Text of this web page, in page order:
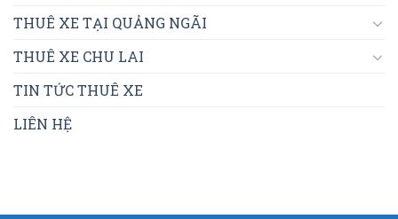
THUÊ XE TẠI QUẢNG NGÃI
THUÊ XE CHU LAI
TIN TỨC THUÊ XE
LIÊN HỆ